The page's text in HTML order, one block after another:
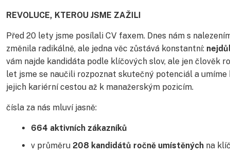
REVOLUCE, KTEROU JSME ZAŽILI
Před 20 lety jsme posílali CV faxem. Dnes nám s
změnila radikálně, ale jedna věc zůstává konstantní:
vám najde kandidáta podle klíčových slov, ale jen člověk
let jsme se naučili rozpoznat skutečný potenciál a
jejich kariérní cestou až k manažerským pozicím.
čísla za nás mluví jasně:
664 aktivních zákazníků
v průměru 208 kandidátů ročně umístěných na